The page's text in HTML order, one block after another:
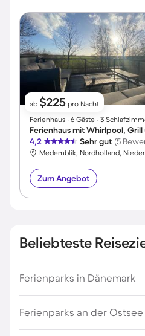
ab $225 pro Nacht
Ferienhaus ∙ 6 Gäste ∙ 3
4,2
Sehr gut (5
Medemblik, Nordholland,
Zum Angebot
Beliebteste
Ferienparks in Dänemark
Ferienparks an der Ostsee